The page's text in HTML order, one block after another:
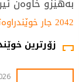
2042 جار خوێندراوەتەوە
زۆرترین